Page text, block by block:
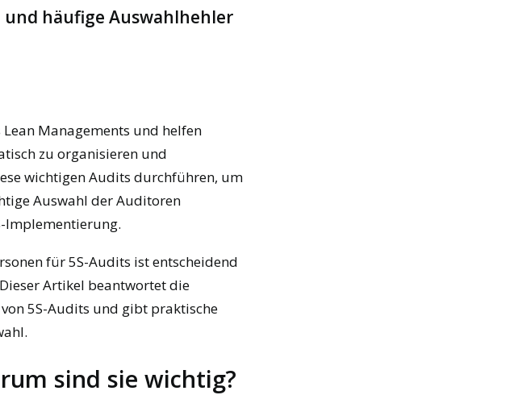
häufige Auswahlhehler
Managements und helfen
zu organisieren und
wichtigen Audits durchführen, um
Auswahl der Auditoren
Implementierung.
für 5S-Audits ist entscheidend
Artikel beantwortet die
5S-Audits und gibt praktische
sind sie wichtig?